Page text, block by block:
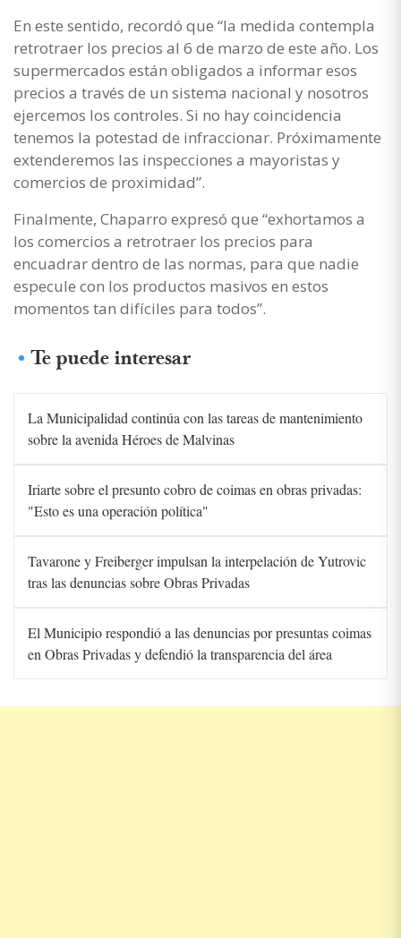
En este sentido, recordó que “la medida contempla
retrotraer los precios al 6 de marzo de este año. Los
supermercados están obligados a informar esos
precios a través de un sistema nacional y nosotros
ejercemos los controles. Si no hay coincidencia
tenemos la potestad de infraccionar. Próximamente
extenderemos las inspecciones a mayoristas y
comercios de proximidad”.
Finalmente, Chaparro expresó que “exhortamos a
los comercios a retrotraer los precios para
encuadrar dentro de las normas, para que nadie
especule con los productos masivos en estos
momentos tan difíciles para todos”.
Te puede interesar
La Municipalidad continúa con las tareas de mantenimiento
sobre la avenida Héroes de Malvinas
Iriarte sobre el presunto cobro de coimas en obras privadas:
"Esto es una operación política"
Tavarone y Freiberger impulsan la interpelación de Yutrovic
tras las denuncias sobre Obras Privadas
El Municipio respondió a las denuncias por presuntas coimas
en Obras Privadas y defendió la transparencia del área